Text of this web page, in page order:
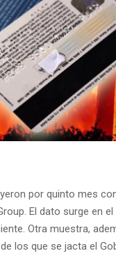
por quinto mes
El dato surge en
Otra muestra,
los que se jacta el